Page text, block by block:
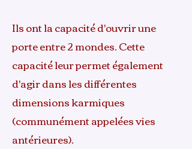
Ils ont la capacité d'ouvrir une
porte entre 2 mondes. Cette
capacité leur permet également
d'agir dans les différentes
dimensions karmiques
(communément appelées vies
antérieures).